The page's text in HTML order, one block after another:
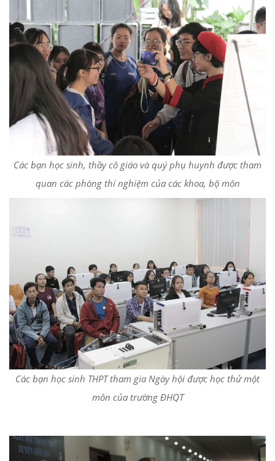
Các bạn học sinh, thầy cô giáo và quý phụ huynh được tham
quan các phòng thí nghiệm của các khoa, bộ môn
Các bạn học sinh THPT tham gia Ngày hội được học thử một
môn của trường ĐHQT